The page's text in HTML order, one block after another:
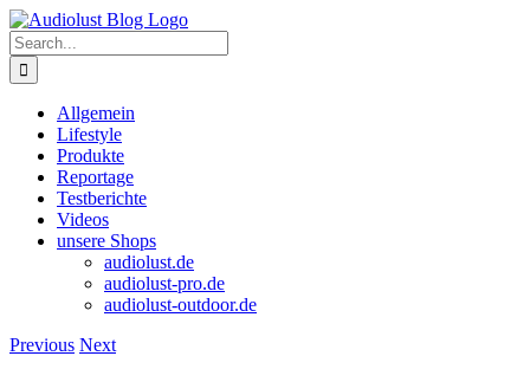
Skip
to
content
Search
for:
Allgemein
Lifestyle
Produkte
Reportage
Testberichte
Videos
unsere Shops
audiolust.de
audiolust-pro.de
audiolust-outdoor.de
Previous Next